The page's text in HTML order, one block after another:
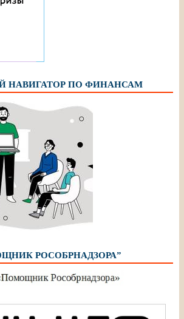
НАВИГАТОР ПО ФИНАНСАМ
РОСОБРНАДЗОРА”